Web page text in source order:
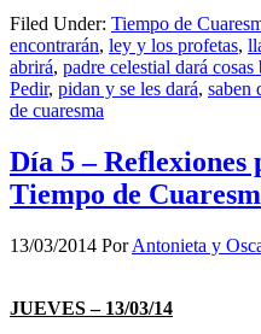
Filed Under: Tiempo de
encontrarán, ley y los profetas,
abrirá, padre celestial dará
Pedir, pidan y se les dará, saben
de cuaresma
Día 5 – Reflexiones
Tiempo de
13/03/2014 PorAntonieta y
JUEVES – 13/03/14